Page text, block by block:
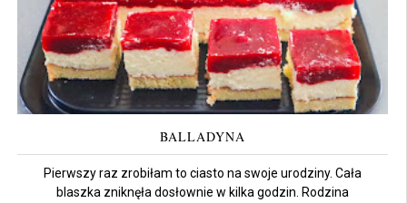
BALLADYNA
Pierwszy raz zrobiłam to ciasto na swoje urodziny. Cała
blaszka zniknęła dosłownie w kilka godzin. Rodzina